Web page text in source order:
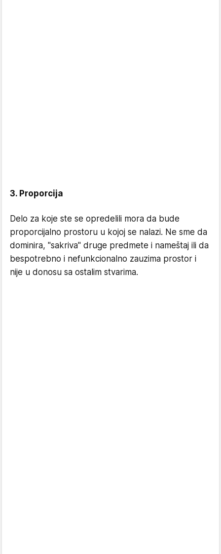
3. Proporcija
Delo za koje ste se opredelili mora da bude
proporcijalno prostoru u kojoj se nalazi. Ne sme da
dominira, "sakriva" druge predmete i nameštaj ili da
bespotrebno i nefunkcionalno zauzima prostor i
nije u donosu sa ostalim stvarima.